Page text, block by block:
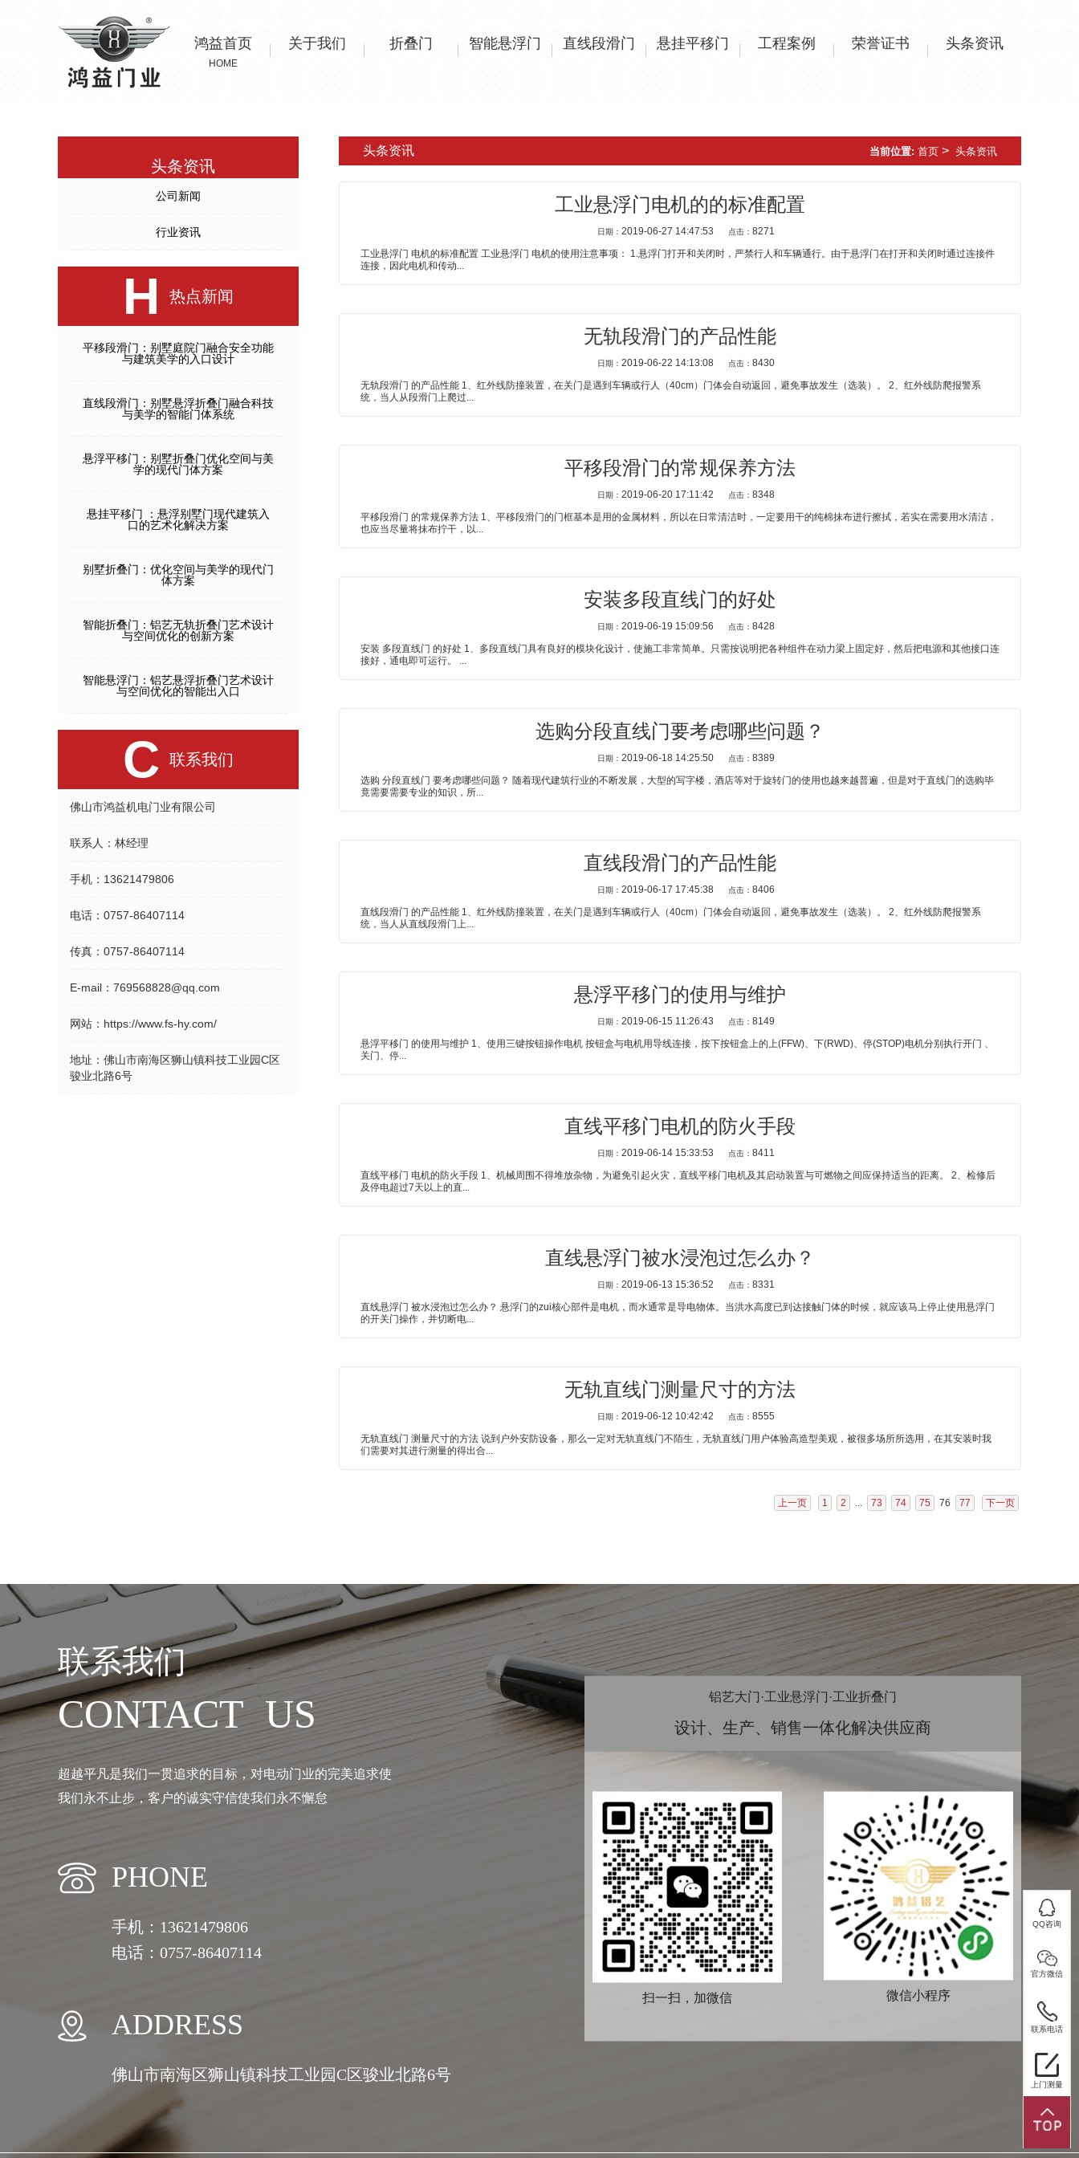
鸿益首页
HOME
关于我们 折叠门 智能悬浮门 直线段滑门 悬挂平移门 工程案例 荣誉证书 头条资讯
头条资讯
公司新闻
行业资讯
H 热点新闻
平移段滑门：别墅庭院门融合安全功能
与建筑美学的入口设计
直线段滑门：别墅悬浮折叠门融合科技
与美学的智能门体系统
悬浮平移门：别墅折叠门优化空间与美
学的现代门体方案
悬挂平移门 ：悬浮别墅门现代建筑入
口的艺术化解决方案
别墅折叠门：优化空间与美学的现代门
体方案
智能折叠门：铝艺无轨折叠门艺术设计
与空间优化的创新方案
智能悬浮门：铝艺悬浮折叠门艺术设计
与空间优化的智能出入口
C 联系我们
佛山市鸿益机电门业有限公司
联系人： 林经理
手机： 13621479806
电话： 0757-86407114
传真： 0757-86407114
E-mail： 769568828@qq.com
网站： https://www.fs-hy.com/
地址： 佛山市南海区狮山镇科技工业园C区
骏业北路6号
头条资讯 当前位置: 首页 > 头条资讯
工业悬浮门电机的的标准配置
日期： 2019-06-27 14:47:53 点击： 8271
工业悬浮门 电机的标准配置 工业悬浮门 电机的使用注意事项： 1.悬浮门打开和关闭时，严禁行人和车辆通行。由于悬浮门在打开和关闭时通过连接件
连接，因此电机和传动...
无轨段滑门的产品性能
日期： 2019-06-22 14:13:08 点击： 8430
无轨段滑门 的产品性能 1、红外线防撞装置，在关门是遇到车辆或行人（40cm）门体会自动返回，避免事故发生（选装）。 2、红外线防爬报警系
统，当人从段滑门上爬过...
平移段滑门的常规保养方法
日期： 2019-06-20 17:11:42 点击： 8348
平移段滑门 的常规保养方法 1、平移段滑门的门框基本是用的金属材料，所以在日常清洁时，一定要用干的纯棉抹布进行擦拭，若实在需要用水清洁，
也应当尽量将抹布拧干，以...
安装多段直线门的好处
日期： 2019-06-19 15:09:56 点击： 8428
安装 多段直线门 的好处 1、多段直线门具有良好的模块化设计，使施工非常简单。只需按说明把各种组件在动力梁上固定好，然后把电源和其他接口连
接好，通电即可运行。 ...
选购分段直线门要考虑哪些问题？
日期： 2019-06-18 14:25:50 点击： 8389
选购 分段直线门 要考虑哪些问题？ 随着现代建筑行业的不断发展，大型的写字楼，酒店等对于旋转门的使用也越来越普遍，但是对于直线门的选购毕
竟需要需要专业的知识，所...
直线段滑门的产品性能
日期： 2019-06-17 17:45:38 点击： 8406
直线段滑门 的产品性能 1、红外线防撞装置，在关门是遇到车辆或行人（40cm）门体会自动返回，避免事故发生（选装）。 2、红外线防爬报警系
统，当人从直线段滑门上...
悬浮平移门的使用与维护
日期： 2019-06-15 11:26:43 点击： 8149
悬浮平移门 的使用与维护 1、使用三键按钮操作电机 按钮盒与电机用导线连接，按下按钮盒上的上(FFW)、下(RWD)、停(STOP)电机分别执行开门 、
关门、停...
直线平移门电机的防火手段
日期： 2019-06-14 15:33:53 点击： 8411
直线平移门 电机的防火手段 1、机械周围不得堆放杂物，为避免引起火灾，直线平移门电机及其启动装置与可燃物之间应保持适当的距离。 2、检修后
及停电超过7天以上的直...
直线悬浮门被水浸泡过怎么办？
日期： 2019-06-13 15:36:52 点击： 8331
直线悬浮门 被水浸泡过怎么办？ 悬浮门的zui核心部件是电机，而水通常是导电物体。当洪水高度已到达接触门体的时候，就应该马上停止使用悬浮门
的开关门操作，并切断电...
无轨直线门测量尺寸的方法
日期： 2019-06-12 10:42:42 点击： 8555
无轨直线门 测量尺寸的方法 说到户外安防设备，那么一定对无轨直线门不陌生，无轨直线门用户体验高造型美观，被很多场所所选用，在其安装时我
们需要对其进行测量的得出合...
上一页 1 2 ... 73 74 75 76 77 下一页
联系我们
CONTACT US
超越平凡是我们一贯追求的目标，对电动门业的完美追求使
我们永不止步，客户的诚实守信使我们永不懈怠
PHONE
手机：13621479806
电话：0757-86407114
ADDRESS
佛山市南海区狮山镇科技工业园C区骏业北路6号
铝艺大门·工业悬浮门·工业折叠门
设计、生产、销售一体化解决供应商
扫一扫，加微信 微信小程序
QQ咨询
QQ咨询
客服QQ
官方微信
官方微信
微信小程序
联系电话
联系电话
座机：
0757-86407114
上门测量